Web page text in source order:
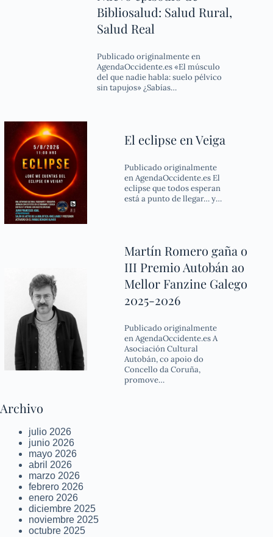
Bibliosalud: Salud Rural,
Salud Real
Publicado originalmente en
AgendaOccidente.es «El músculo
del que nadie habla: suelo pélvico
sin tapujos» ¿Sabías…
El eclipse en Veiga
Publicado originalmente
en AgendaOccidente.es El
eclipse que todos esperan
está a punto de llegar… y…
Martín Romero gaña o
III Premio Autobán ao
Mellor Fanzine Galego
2025-2026
Publicado originalmente
en AgendaOccidente.es A
Asociación Cultural
Autobán, co apoio do
Concello da Coruña,
promove…
Archivo
julio 2026
junio 2026
mayo 2026
abril 2026
marzo 2026
febrero 2026
enero 2026
diciembre 2025
noviembre 2025
octubre 2025